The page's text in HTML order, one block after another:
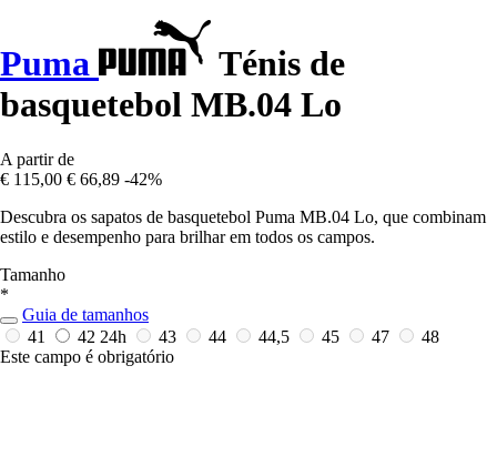
Puma
Ténis de
basquetebol MB.04 Lo
A partir de
€ 115,00 € 66,89 -42%
Descubra os sapatos de basquetebol Puma MB.04 Lo, que combinam
estilo e desempenho para brilhar em todos os campos.
Tamanho
*
Guia de tamanhos
41
42 24h 43 44 44,5 45 47
48
Este campo é obrigatório